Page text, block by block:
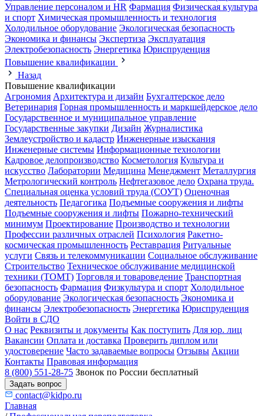
Управление персоналом и HR Фармация Физическая культура
и спорт Химическая промышленность и технология
Холодильное оборудование Экологическая безопасность
Экономика и финансы Экспертиза Эксплуатация
Электробезопасность Энергетика Юриспруденция
Повышение квалификации
Назад
Повышение квалификации
Агрономия Архитектура и дизайн Бухгалтерское дело
Ветеринария Горная промышленность и маркшейдерское дело
Государственное и муниципальное управление
Государственные закупки Дизайн Журналистика
Землеустройство и кадастр Инженерные изыскания
Инженерные системы Информационные технологии
Кадровое делопроизводство Косметология Культура и
искусство Лаборатории Медицина Менеджмент Металлургия
Метрологический контроль Нефтегазовое дело Охрана труда.
Специальная оценка условий труда (СОУТ) Оценочная
деятельность Педагогика Подъемные сооружения и лифты
Подъемные сооружения и лифты Пожарно-технический
минимум Проектирование Производство и технологии
Профессии различных отраслей Психология Ракетно-
космическая промышленность Реставрация Ритуальные
услуги Связь и телекоммуникации Социальное обслуживание
Строительство Техническое обслуживание медицинской
техники (ТОМТ) Торговля и товароведение Транспортная
безопасность Фармация Физкультура и спорт Холодильное
оборудование Экологическая безопасность Экономика и
финансы Электробезопасность Энергетика Юриспруденция
Войти в СДО
О нас Реквизиты и документы Как поступить Для юр. лиц
Вакансии Оплата и доставка Проверить диплом или
удостоверение Часто задаваемые вопросы Отзывы Акции
Контакты Правовая информация
8 (800) 551-28-75 Звонок по России бесплатный
Задать вопрос
contact@kidpo.ru
Главная